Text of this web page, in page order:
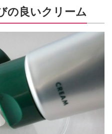
の良いクリーム